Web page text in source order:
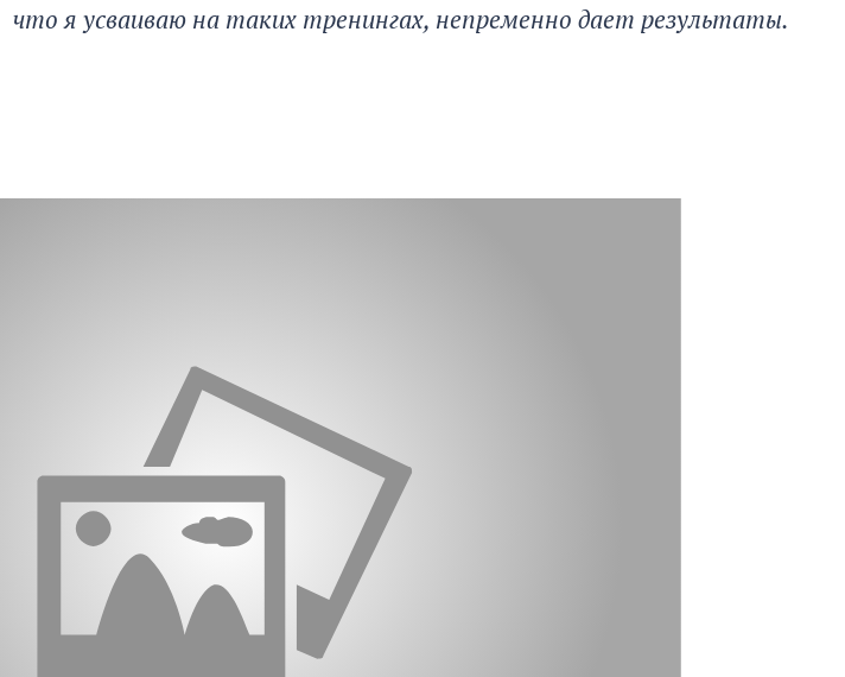
что я усваиваю на таких тренингах, непременно дает результаты.